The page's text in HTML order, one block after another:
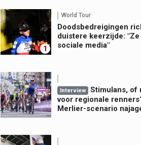
1
World Tour
Doodsbedreigingen
duistere keerzijde:
sociale media"
Interview
Stimulans, of
voor regionale
Merlier-scenario